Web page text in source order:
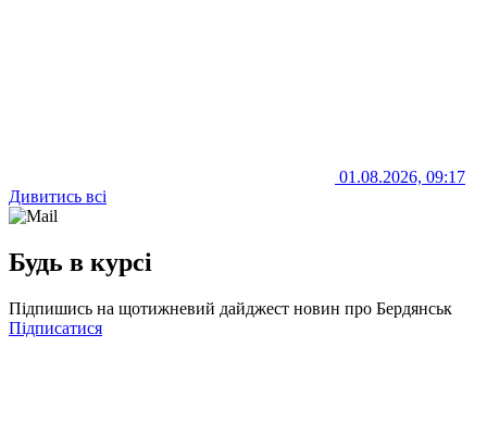
01.08.2026, 09:17
Дивитись всі
Будь в курсі
Підпишись на щотижневий дайджест новин про Бердянськ
Підписатися